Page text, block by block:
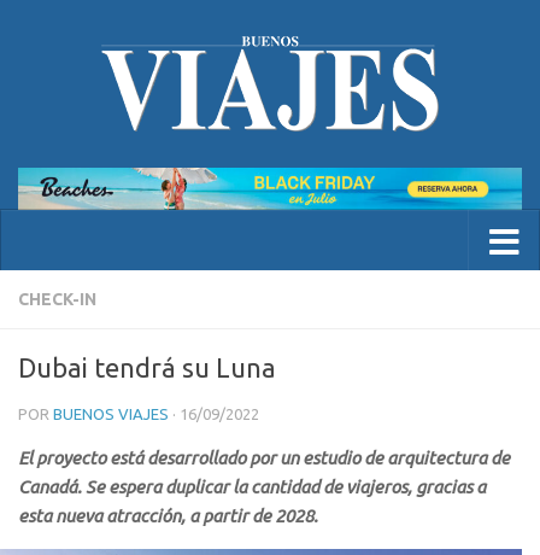
CHECK-IN
Dubai tendrá su Luna
POR BUENOS VIAJES · 16/09/2022
El proyecto está desarrollado por un estudio de arquitectura de
Canadá. Se espera duplicar la cantidad de viajeros, gracias a
esta nueva atracción, a partir de 2028.